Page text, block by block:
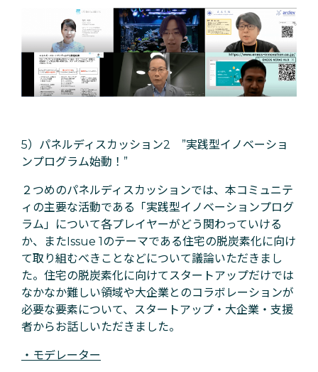
5）パネルディスカッション2 ”実践型イノベーショ
ンプログラム始動！”
２つめのパネルディスカッションでは、本コミュニテ
ィの主要な活動である「実践型イノベーションプログ
ラム」について各プレイヤーがどう関わっていける
か、またIssue 1のテーマである住宅の脱炭素化に向け
て取り組むべきことなどについて議論いただきまし
た。住宅の脱炭素化に向けてスタートアップだけでは
なかなか難しい領域や大企業とのコラボレーションが
必要な要素について、スタートアップ・大企業・支援
者からお話しいただきました。
・モデレーター